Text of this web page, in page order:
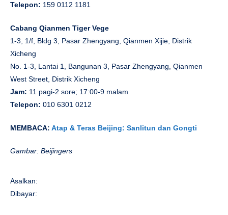
Telepon: 159 0112 1181
Cabang Qianmen Tiger Vege
1-3, 1/f, Bldg 3, Pasar Zhengyang, Qianmen Xijie, Distrik
Xicheng
No. 1-3, Lantai 1, Bangunan 3, Pasar Zhengyang, Qianmen
West Street, Distrik Xicheng
Jam: 11 pagi-2 sore; 17:00-9 malam
Telepon: 010 6301 0212
MEMBACA: Atap & Teras Beijing: Sanlitun dan Gongti
Gambar: Beijingers
Asalkan:
Dibayar: